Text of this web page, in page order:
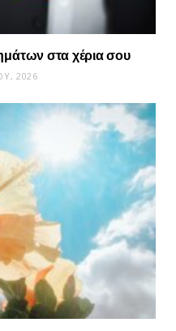
στα χέρια σου
2026